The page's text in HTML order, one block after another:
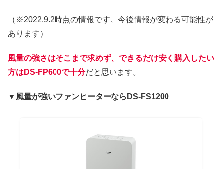
（※2022.9.2時点の情報です。今後情報が変わる可能性が
あります）
風量の強さはそこまで求めず、できるだけ安く購入したい
方はDS-FP600で十分だと思います。
▼風量が強いファンヒーターならDS-FS1200